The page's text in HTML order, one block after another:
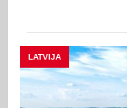
LATVIJA